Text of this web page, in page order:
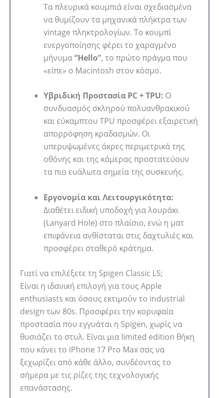
Τα πλευρικά κουμπιά είναι σχεδιασμένα
να θυμίζουν τα μηχανικά πλήκτρα των
vintage πληκτρολογίων. Το κουμπί
ενεργοποίησης φέρει το χαραγμένο
μήνυμα“Hello”, το πρώτο πράγμα που
«είπε» ο Macintosh στον κόσμο.
Υβριδική Προστασία PC + TPU: Ο
συνδυασμός σκληρού πολυανθρακικού
και εύκαμπτου TPU προσφέρει εξαιρετική
απορρόφηση κραδασμών. Οι
υπερυψωμένες άκρες περιμετρικά της
οθόνης και της κάμερας προστατεύουν
τα πιο ευάλωτα σημεία της συσκευής.
Εργονομία και Λειτουργικότητα:
Διαθέτει ειδική υποδοχή για λουράκι
(Lanyard Hole) στο πλαίσιο, ενώ η ματ
επιφάνεια ανθίσταται στις δαχτυλιές και
προσφέρει σταθερό κράτημα.
Γιατί να επιλέξετε τη Spigen Classic LS;
Είναι η ιδανική επιλογή για τους Apple
enthusiasts και όσους εκτιμούν το industrial
design των 80s. Προσφέρει την κορυφαία
προστασία που εγγυάται η Spigen, χωρίς να
θυσιάζει το στυλ. Είναι μια limited edition θήκη
που κάνει το iPhone 17 Pro Max σας να
ξεχωρίζει από κάθε άλλο, συνδέοντας το
σήμερα με τις ρίζες της τεχνολογικής
επανάστασης.